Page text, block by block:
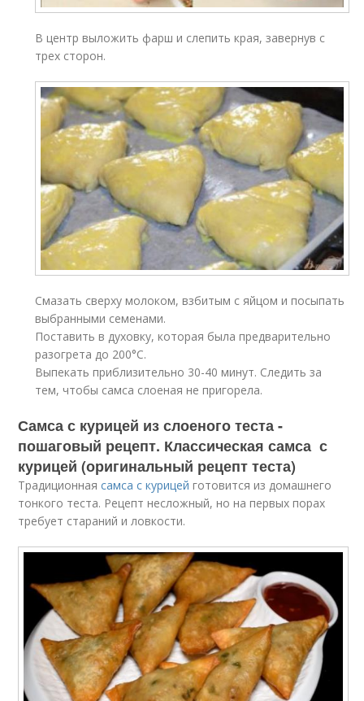
В центр выложить фарш и слепить края, завернув с
трех сторон.
Смазать сверху молоком, взбитым с яйцом и посыпать
выбранными семенами.
Поставить в духовку, которая была предварительно
разогрета до 200°С.
Выпекать приблизительно 30-40 минут. Следить за
тем, чтобы самса слоеная не пригорела.
Самса с курицей из слоеного теста -
пошаговый рецепт. Классическая самса с
курицей (оригинальный рецепт теста)
Традиционнаясамса с курицей готовится из домашнего
тонкого теста. Рецепт несложный, но на первых порах
требует стараний и ловкости.